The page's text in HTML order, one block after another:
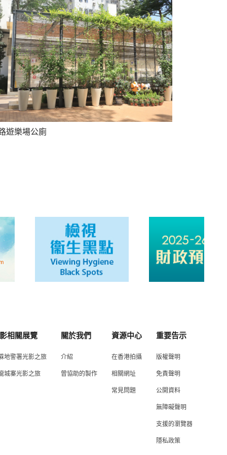
遊樂場公廁
相關展覽
地警署光影之旅
城寨光影之旅
關於我們
介紹
曾協助的製作
資源中心
在香港拍攝
相關網址
常見問題
重要告示
版權聲明
免責聲明
公開資料
無障礙聲明
支援的瀏覽器
隱私政策